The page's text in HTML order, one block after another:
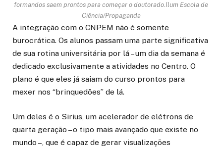
formandos saem prontos para começar o doutorado. Ilum Escola de
Ciência/Propaganda
A integração com o CNPEM não é somente
burocrática. Os alunos passam uma parte significativa
de sua rotina universitária por lá – um dia da semana é
dedicado exclusivamente a atividades no Centro. O
plano é que eles já saiam do curso prontos para
mexer nos “brinquedões” de lá.
Um deles é o Sirius, um acelerador de elétrons de
quarta geração – o tipo mais avançado que existe no
mundo –, que é capaz de gerar visualizações